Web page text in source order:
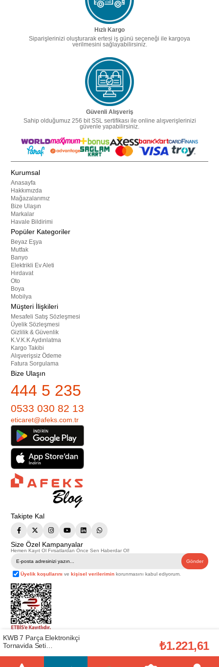
Hızlı Kargo
Siparişlerinizi oluşturarak ertesi iş günü seçeneği ile kargoya
verilmesini sağlayabilirsiniz.
Güvenli Alışveriş
Sahip olduğumuz 256 bit SSL sertifikası ile online alışverişlerinizi
güvenle yapabilirsiniz.
Kurumsal
Anasayfa
Hakkımızda
Mağazalarımız
Bize Ulaşın
Markalar
Havale Bildirimi
Popüler Kategoriler
Beyaz Eşya
Mutfak
Banyo
Elektrikli Ev Aleti
Hırdavat
Oto
Boya
Mobilya
Müşteri İlişkileri
Mesafeli Satış Sözleşmesi
Üyelik Sözleşmesi
Gizlilik & Güvenlik
K.V.K.K Aydınlatma
Kargo Takibi
Alışverişsiz Ödeme
Fatura Sorgulama
Bize Ulaşın
444 5 235
0533 030 82 13
eticaret@afeks.com.tr
Takipte Kal
Size Özel Kampanyalar
Hemen Kayıt Ol Fırsatlardan Önce Sen Haberdar Ol!
Gönder
Üyelik koşullarını vekişisel verilerimin korunmasını kabul ediyorum.
Telif Hakkı © 2026
. Tüm hakları saklıdır.
Bu web sitesindeki tüm ürünler ticari amaçlıdır. Web sitemizde yer alan
görsel ve yazılı içerikler firmamıza ait olup, firmamızın yazılı izni alınmadan
başka yerlerde kullanılamaz. İçeriklerin izin alınmadan kopyalanması ve
KWB 7 Parça Elektronikçi
Tornavida Seti
₺1.221,61